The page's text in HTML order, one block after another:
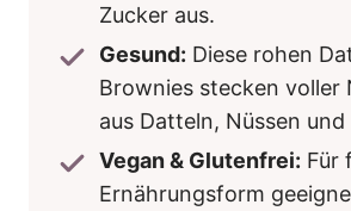
Zucker aus.
Gesund: Diese rohen
Brownies stecken voller
aus Datteln, Nüssen und
Vegan & Glutenfrei: Für
Ernährungsform